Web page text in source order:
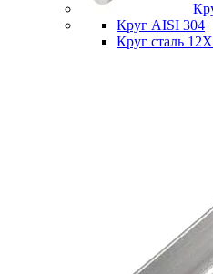
Круг AISI 304
Круг сталь